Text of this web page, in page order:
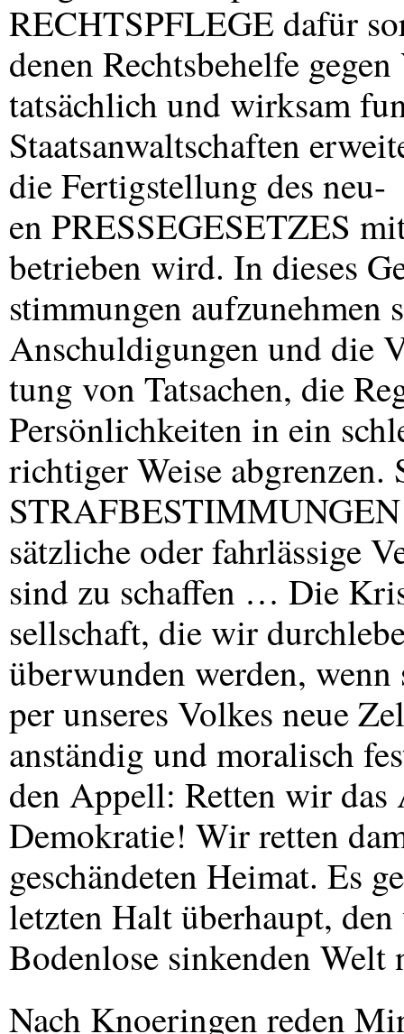
RECHTSPFLEGE dafür
denen Rechtsbehelfe
tatsächlich und wirksam
Staatsanwaltschaften
die Fertigstellung des neu-
en PRESSEGESETZES
betrieben wird. In dieses
stimmungen
Anschuldigungen und die
tung von Tatsachen, die
Persönlichkeiten in ein
richtiger Weise abgrenzen.
STRAFBESTIMMUNGEN
sätzliche oder fahrlässige
sind zu schaffen … Die
sellschaft, die wir
überwunden werden,
per unseres Volkes neue
anständig und moralisch
den Appell: Retten wir das
Demokratie! Wir retten
geschändeten Heimat. Es
letzten Halt überhaupt,
Bodenlose sinkenden
Nach Knoeringen reden